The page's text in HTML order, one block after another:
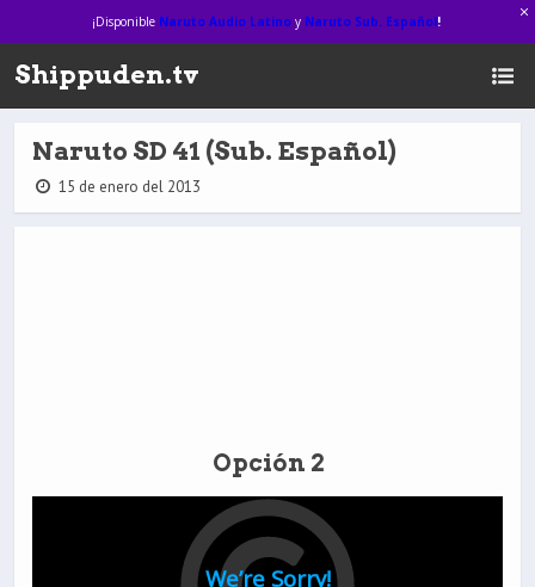
¡Disponible Naruto Audio Latinoy Naruto Sub. Español!
Shippuden.tv
Naruto SD 41 (Sub. Español)
15 de enero del 2013
Opción 2